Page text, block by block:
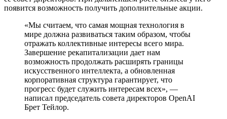
появится возможность получить дополнительные акции.
«Мы считаем, что самая мощная технология в
мире должна развиваться таким образом, чтобы
отражать коллективные интересы всего мира.
Завершение рекапитализации дает нам
возможность продолжать расширять границы
искусственного интеллекта, а обновленная
корпоративная структура гарантирует, что
прогресс будет служить интересам всех», —
написал председатель совета директоров OpenAI
Брет Тейлор.